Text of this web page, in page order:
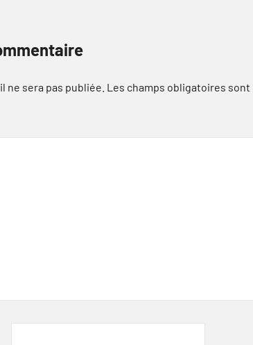
ne sera pas publiée. Les champs obligatoires